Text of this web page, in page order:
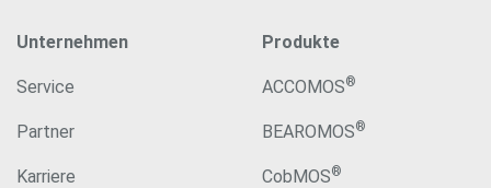
Unternehmen
Service
Partner
Karriere
Produkte
ACCOMOS®
BEAROMOS®
CobMOS®